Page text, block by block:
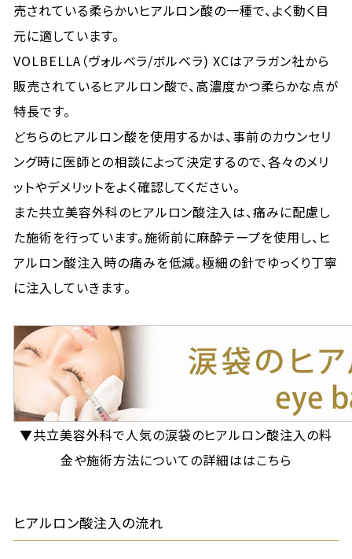
売されている柔らかいヒアルロン酸の一種で、よく動く目
元に適しています。
VOLBELLA（ヴォルベラ/ボルベラ) XCはアラガン社から
販売されているヒアルロン酸で、高濃度かつ柔らかな点が
特長です。
どちらのヒアルロン酸を使用するかは、事前のカウンセリ
ング時に医師との相談によって決定するので、各々のメリ
ットやデメリットをよく確認してください。
また共立美容外科のヒアルロン酸注入は、痛みに配慮し
た施術を行っています。施術前に麻酔テープを使用し、ヒ
アルロン酸注入時の痛みを低減。極細の針でゆっくり丁寧
に注入していきます。
▼共立美容外科で人気の涙袋のヒアルロン酸注入の料
金や施術方法についての詳細ははこちら
ヒアルロン酸注入の流れ